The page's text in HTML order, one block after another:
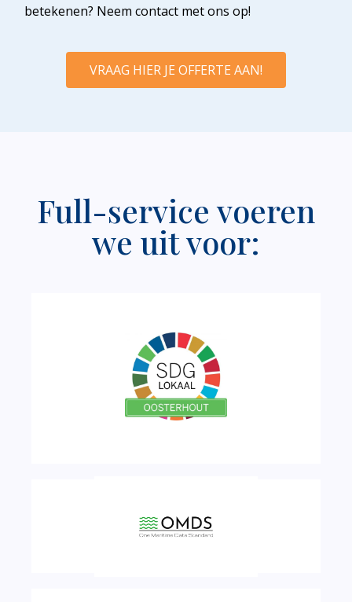
betekenen? Neem contact met ons op!
VRAAG HIER JE OFFERTE AAN!
Full-service voeren
we uit voor: